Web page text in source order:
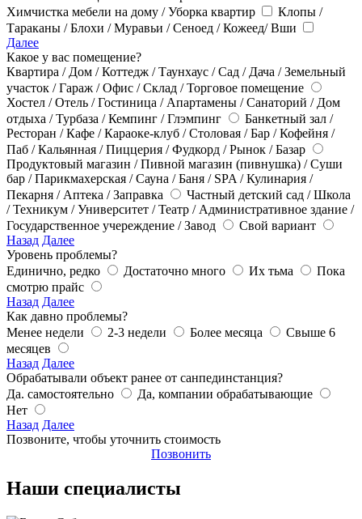
Химчистка мебели на дому / Уборка квартир
Клопы /
Тараканы / Блохи / Муравьи / Сеноед / Кожеед/ Вши
Далее
Какое у вас помещение?
Квартира / Дом / Коттедж / Таунхаус / Сад / Дача / Земельный
участок / Гараж / Офис / Склад / Торговое помещение
Хостел / Отель / Гостиница / Апартамены / Санаторий / Дом
отдыха / Турбаза / Кемпинг / Глэмпинг
Банкетный зал /
Ресторан / Кафе / Караоке-клуб / Столовая / Бар / Кофейня /
Паб / Кальянная / Пиццерия / Фудкорд / Рынок / Базар
Продуктовый магазин / Пивной магазин (пивнушка) / Суши
бар / Парикмахерская / Сауна / Баня / SPA / Кулинария /
Пекарня / Аптека / Заправка
Частный детский сад / Школа
/ Техникум / Университет / Театр / Административное здание /
Государственное учереждение / Завод
Свой вариант
Назад Далее
Уровень проблемы?
Единично, редко
Достаточно много Их тьма
Пока
смотрю прайс
Назад Далее
Как давно проблемы?
Менее недели
2-3 недели Более месяца
Свыше 6
месяцев
Назад Далее
Обрабатывали объект ранее от санпединстанция?
Да. самостоятельно
Да, компании обрабатывающие
Нет
Назад Далее
Позвоните, чтобы уточнить стоимость
Позвонить
Наши специалисты